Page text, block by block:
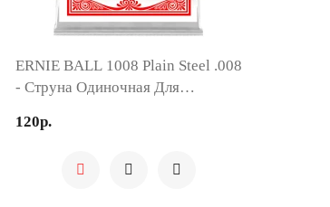
ERNIE BALL 1008 Plain Steel .008
- Струна Одиночная Для
120р.